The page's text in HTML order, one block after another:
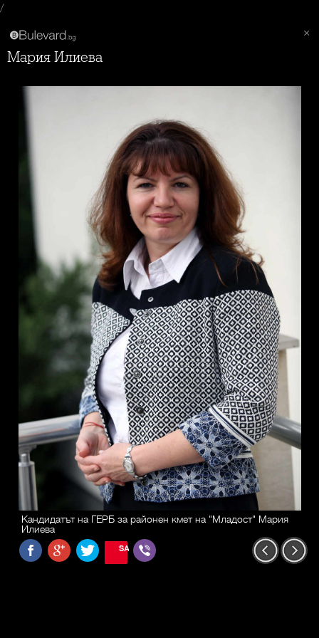
/
Мария Илиева
Кандидатът на ГЕРБ за районен кмет на "Младост" Мария
Илиева
SAVE